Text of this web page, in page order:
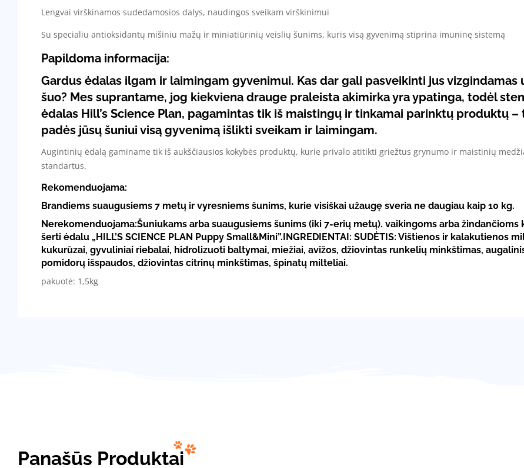
Lengvai virškinamos sudedamosios dalys, naudingos sveikam virškinimui
Su specialiu antioksidantų mišiniu mažų ir miniatiūrinių veislių šunims, kuris visą gyvenimą stiprina imuninę sistemą
Papildoma informacija:
Gardus ėdalas ilgam ir laimingam gyvenimui. Kas dar gali pasveikinti jus vizgindamas
šuo? Mes suprantame, jog kiekviena drauge praleista akimirka yra ypatinga, todėl
ėdalas Hill’s Science Plan, pagamintas tik iš maistingų ir tinkamai parinktų produktų
padės jūsų šuniui visą gyvenimą išlikti sveikam ir laimingam.
Augintinių ėdalą gaminame tik iš aukščiausios kokybės produktų, kurie privalo atitikti griežtus grynumo ir maistinių
standartus.
Rekomenduojama:
Brandiems suaugusiems 7 metų ir vyresniems šunims, kurie visiškai užaugę sveria ne daugiau kaip 10 kg.
Nerekomenduojama:Šuniukams arba suaugusiems šunims (iki 7-erių metų). vaikingoms arba
šerti ėdalu „HILL’S SCIENCE PLAN Puppy Small&Mini”.INGREDIENTAI: SUDĖTIS: Vištienos ir kalakutienos
kukurūzai, gyvuliniai riebalai, hidrolizuoti baltymai, miežiai, avižos, džiovintas runkelių minkštimas,
pomidorų išspaudos, džiovintas citrinų minkštimas, špinatų milteliai.
pakuotė: 1,5kg
Panašūs Produktai